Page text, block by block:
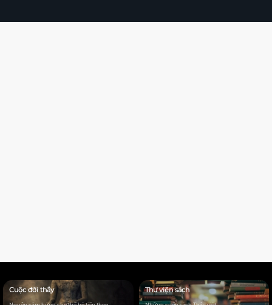
Cuộc đời thầy Thư viện sách